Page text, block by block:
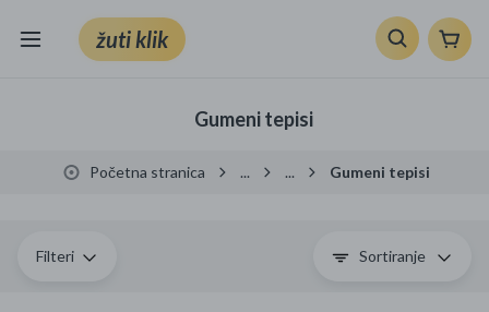
žuti klik
TV, audio i foto
Gumeni tepisi
Početna stranica ... ... Gumeni tepisi
Filteri Sortiranje